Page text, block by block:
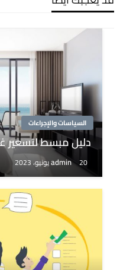
السياسات والإجراءات
دليل مبسط لتسعير
admin 20 يونيو، 2023